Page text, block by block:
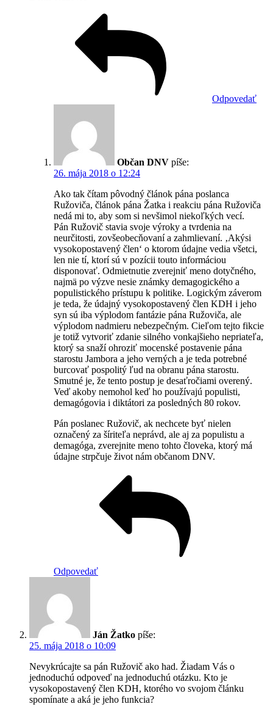
Odpovedať
Občan DNV píše:
26. mája 2018 o 12:24
Ako tak čítam pôvodný článok pána poslanca
Ružoviča, článok pána Žatka i reakciu pána Ružoviča
nedá mi to, aby som si nevšimol niekoľkých vecí.
Pán Ružovič stavia svoje výroky a tvrdenia na
neurčitosti, zovšeobecňovaní a zahmlievaní. ‚Akýsi
vysokopostavený člen‘ o ktorom údajne vedia všetci,
len nie tí, ktorí sú v pozícii touto informáciou
disponovať. Odmietnutie zverejniť meno dotyčného,
najmä po výzve nesie známky demagogického a
populistického prístupu k politike. Logickým záverom
je teda, že údajný vysokopostavený člen KDH i jeho
syn sú iba výplodom fantázie pána Ružoviča, ale
výplodom nadmieru nebezpečným. Cieľom tejto fikcie
je totiž vytvoriť zdanie silného vonkajšieho nepriateľa,
ktorý sa snaží ohroziť mocenské postavenie pána
starostu Jambora a jeho verných a je teda potrebné
burcovať pospolitý ľud na obranu pána starostu.
Smutné je, že tento postup je desaťročiami overený.
Veď akoby nemohol keď ho používajú populisti,
demagógovia i diktátori za posledných 80 rokov.
Pán poslanec Ružovič, ak nechcete byť nielen
označený za šíriteľa neprávd, ale aj za populistu a
demagóga, zverejnite meno tohto človeka, ktorý má
údajne strpčuje život nám občanom DNV.
Odpovedať
Ján Žatko píše:
25. mája 2018 o 10:09
Nevykrúcajte sa pán Ružovič ako had. Žiadam Vás o
jednoduchú odpoveď na jednoduchú otázku. Kto je
vysokopostavený člen KDH, ktorého vo svojom článku
spomínate a aká je jeho funkcia?